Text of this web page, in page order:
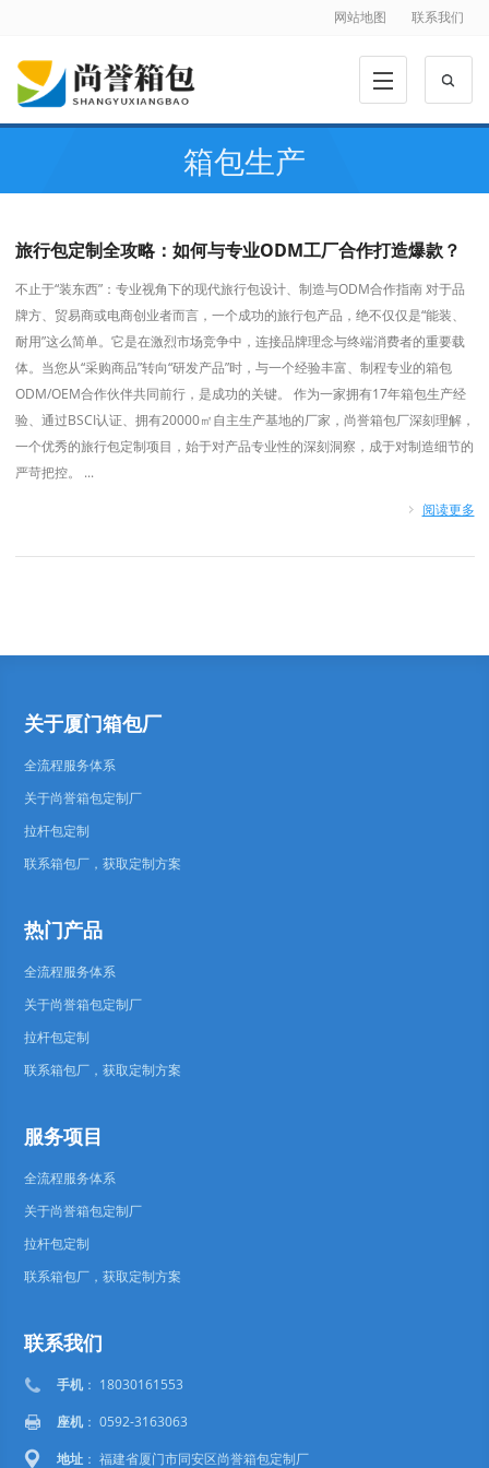
网站地图 联系我们
箱包生产
旅行包定制全攻略：如何与专业ODM工厂合作打造爆款？
不止于“装东西”：专业视角下的现代旅行包设计、制造与ODM合作指南 对于品
牌方、贸易商或电商创业者而言，一个成功的旅行包产品，绝不仅仅是“能装、
耐用”这么简单。它是在激烈市场竞争中，连接品牌理念与终端消费者的重要载
体。当您从“采购商品”转向“研发产品”时，与一个经验丰富、制程专业的箱包
ODM/OEM合作伙伴共同前行，是成功的关键。 作为一家拥有17年箱包生产经
验、通过BSCI认证、拥有20000㎡自主生产基地的厂家，尚誉箱包厂深刻理解，
一个优秀的旅行包定制项目，始于对产品专业性的深刻洞察，成于对制造细节的
严苛把控。 ...
阅读更多
关于厦门箱包厂
全流程服务体系
关于尚誉箱包定制厂
拉杆包定制
联系箱包厂，获取定制方案
热门产品
全流程服务体系
关于尚誉箱包定制厂
拉杆包定制
联系箱包厂，获取定制方案
服务项目
全流程服务体系
关于尚誉箱包定制厂
拉杆包定制
联系箱包厂，获取定制方案
联系我们
手机： 18030161553
座机： 0592-3163063
地址： 福建省厦门市同安区尚誉箱包定制厂